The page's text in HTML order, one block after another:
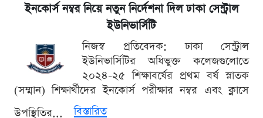
ইনকোর্স নম্বর নিয়ে নতুন নির্দেশনা দিল ঢাকা সেন্ট্রাল
ইউনিভার্সিটি
নিজস্ব প্রতিবেদক: ঢাকা সেন্ট্রাল
ইউনিভার্সিটির অধিভুক্ত কলেজগুলোতে
২০২৪-২৫ শিক্ষাবর্ষের প্রথম বর্ষ স্নাতক
(সম্মান) শিক্ষার্থীদের ইনকোর্স পরীক্ষার নম্বর এবং ক্লাসে
উপস্থিতির...
বিস্তারিত